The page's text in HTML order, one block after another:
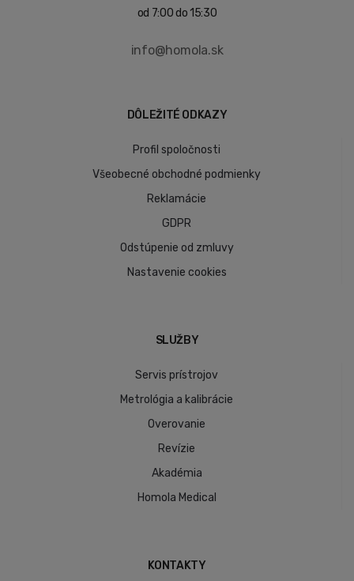
od 7:00 do 15:30
info@homola.sk
DÔLEŽITÉ ODKAZY
Profil spoločnosti
Všeobecné obchodné podmienky
Reklamácie
GDPR
Odstúpenie od zmluvy
Nastavenie cookies
SLUŽBY
Servis prístrojov
Metrológia a kalibrácie
Overovanie
Revízie
Akadémia
Homola Medical
KONTAKTY